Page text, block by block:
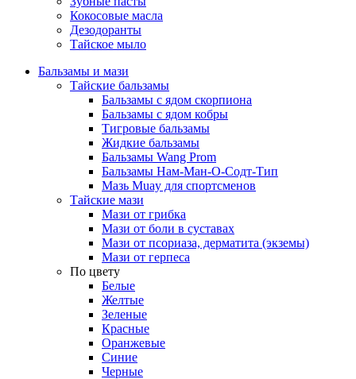
Кокосовые масла
Дезодоранты
Тайское мыло
Бальзамы и мази
Тайские бальзамы
Бальзамы с ядом скорпиона
Бальзамы с ядом кобры
Тигровые бальзамы
Жидкие бальзамы
Бальзамы Wang Prom
Бальзамы Нам-Ман-О-Содт-Тип
Мазь Muay для спортсменов
Тайские мази
Мази от грибка
Мази от боли в суставах
Мази от псориаза, дерматита (экземы)
Мази от герпеса
По цвету
Белые
Желтые
Зеленые
Красные
Оранжевые
Синие
Черные